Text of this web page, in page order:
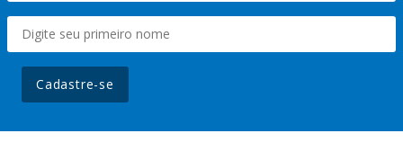
Cadastre-se